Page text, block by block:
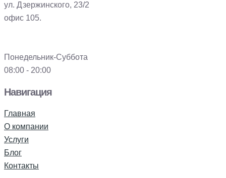
ул. Дзержинского, 23/2
офис 105.
Понедельник-Суббота
08:00 - 20:00
Навигация
Главная
О компании
Услуги
Блог
Контакты